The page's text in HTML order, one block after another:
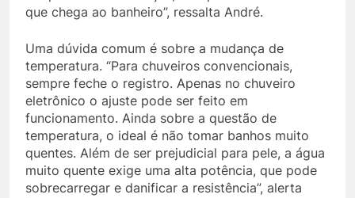
que chega ao banheiro”, ressalta André.
Uma dúvida comum é sobre a mudança de
temperatura. “Para chuveiros convencionais,
sempre feche o registro. Apenas no chuveiro
eletrônico o ajuste pode ser feito em
funcionamento. Ainda sobre a questão de
temperatura, o ideal é não tomar banhos muito
quentes. Além de ser prejudicial para pele, a água
muito quente exige uma alta potência, que pode
sobrecarregar e danificar a resistência”, alerta